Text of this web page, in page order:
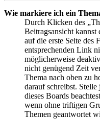
Wie markiere ich ein
Durch Klicken des
Beitragsansicht kannst
auf die erste Seite des
entsprechenden Link
möglicherweise
nicht genügend Zeit
Thema nach oben zu
darauf schreibst. Stelle
dieses Boards
wenn ohne triftigen
Themen geantwortet